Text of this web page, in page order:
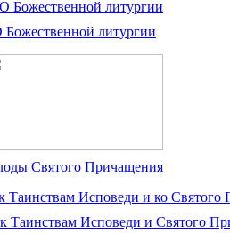
Божественной литургии
Святого Причащения
Таинствам Исповеди и Святого